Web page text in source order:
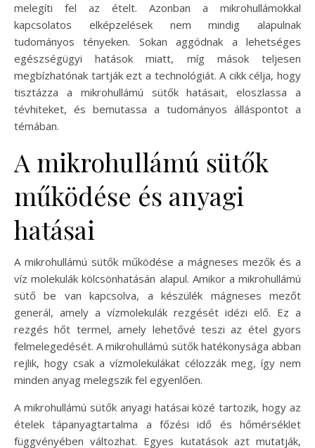
melegíti fel az ételt. Azonban a mikrohullámokkal
kapcsolatos elképzelések nem mindig alapulnak
tudományos tényeken. Sokan aggódnak a lehetséges
egészségügyi hatások miatt, míg mások teljesen
megbízhatónak tartják ezt a technológiát. A cikk célja, hogy
tisztázza a mikrohullámú sütők hatásait, eloszlassa a
tévhiteket, és bemutassa a tudományos álláspontot a
témában.
A mikrohullámú sütők
működése és anyagi
hatásai
A mikrohullámú sütők működése a mágneses mezők és a
víz molekulák kölcsönhatásán alapul. Amikor a mikrohullámú
sütő be van kapcsolva, a készülék mágneses mezőt
generál, amely a vízmolekulák rezgését idézi elő. Ez a
rezgés hőt termel, amely lehetővé teszi az étel gyors
felmelegedését. A mikrohullámú sütők hatékonysága abban
rejlik, hogy csak a vízmolekulákat célozzák meg, így nem
minden anyag melegszik fel egyenlően.
A mikrohullámú sütők anyagi hatásai közé tartozik, hogy az
ételek tápanyagtartalma a főzési idő és hőmérséklet
függvényében változhat. Egyes kutatások azt mutatják,